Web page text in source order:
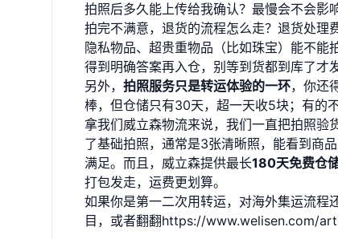
拍照后多久能上传给我确认？最慢会不会影
拍完不满意，退货的流程怎么走？退货处理
隐私物品、超贵重物品（比如珠宝）能不能
得到明确答案再入仓，别等到货都到库了才
另外， 拍照服务只是转运体验的一环，你还
棒，但仓储只有30天，超一天收5块；有的
拿我们威立森物流来说，我们一直把拍照验
了基础拍照，通常是3张清晰照，能看到商
满足。而且，威立森提供最长180天免费仓
打包发走，运费更划算。
如果你是第一二次用转运，对海外集运流程
目，或者翻翻https://www.welisen.com/